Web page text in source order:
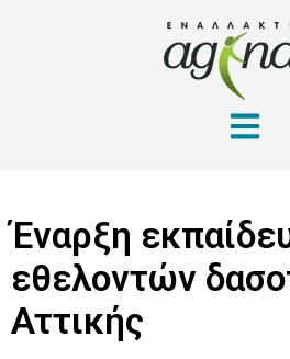
Έναρξη
εθελοντών
Αττικής